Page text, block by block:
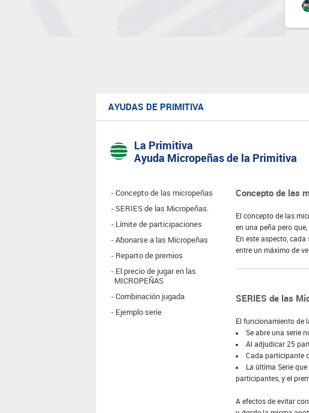
AYUDAS DE PRIMITIVA
La Primitiva
Ayuda Micropeñas de la Primitiva
Concepto de las micropeñas
SERIES de las Micropeñas.
Límite de participaciones
Abonarse a las Micropeñas
Reparto de premios
El precio de jugar en las
MICROPEÑAS
Combinación jugada
Ejemplo serie
Concepto de las
El concepto de las
en una peña pero
En este aspecto,
entre un máximo de
SERIES de las
El funcionamiento de
Se abre una serie
Al adjudicar 25
Cada participante
La última Serie
participantes, y el
A efectos de evitar